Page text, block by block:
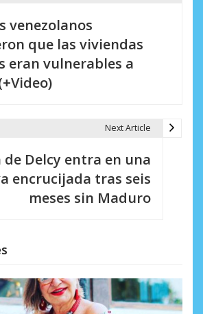
venezolanos
que las viviendas
eran vulnerables a
Next Article
de Delcy entra en una
encrucijada tras seis
meses sin Maduro